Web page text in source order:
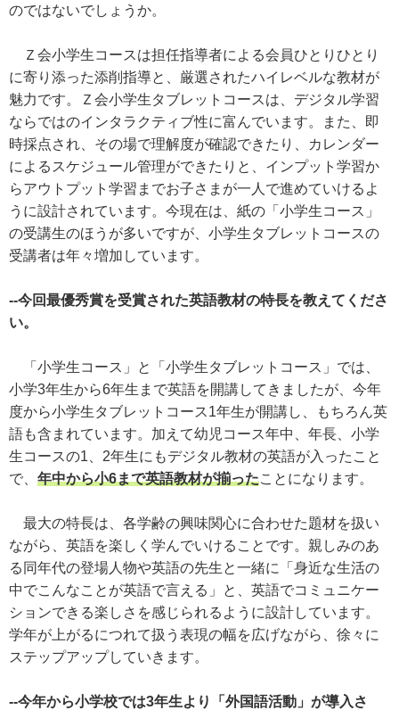
のではないでしょうか。
Ｚ会小学生コースは担任指導者による会員ひとりひとり
に寄り添った添削指導と、厳選されたハイレベルな教材が
魅力です。Ｚ会小学生タブレットコースは、デジタル学習
ならではのインタラクティブ性に富んでいます。また、即
時採点され、その場で理解度が確認できたり、カレンダー
によるスケジュール管理ができたりと、インプット学習か
らアウトプット学習までお子さまが一人で進めていけるよ
うに設計されています。今現在は、紙の「小学生コース」
の受講生のほうが多いですが、小学生タブレットコースの
受講者は年々増加しています。
--今回最優秀賞を受賞された英語教材の特長を教えてくださ
い。
「小学生コース」と「小学生タブレットコース」では、
小学3年生から6年生まで英語を開講してきましたが、今年
度から小学生タブレットコース1年生が開講し、もちろん英
語も含まれています。加えて幼児コース年中、年長、小学
生コースの1、2年生にもデジタル教材の英語が入ったこと
で、 年中から小6まで英語教材が揃ったことになります。
最大の特長は、各学齢の興味関心に合わせた題材を扱い
ながら、英語を楽しく学んでいけることです。親しみのあ
る同年代の登場人物や英語の先生と一緒に「身近な生活の
中でこんなことが英語で言える」と、英語でコミュニケー
ションできる楽しさを感じられるように設計しています。
学年が上がるにつれて扱う表現の幅を広げながら、徐々に
ステップアップしていきます。
--今年から小学校では3年生より「外国語活動」が導入さ